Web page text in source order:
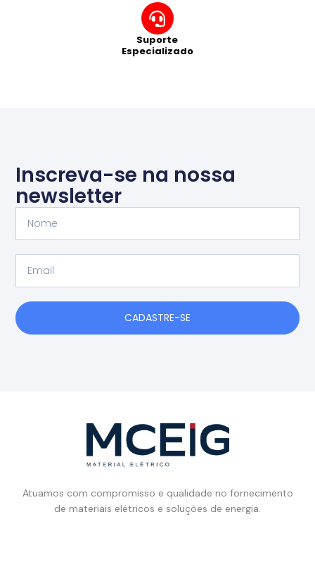
Suporte
Especializado
Inscreva-se na nossa
newsletter
CADASTRE-SE
Atuamos com compromisso e qualidade no fornecimento
de materiais elétricos e soluções de energia.